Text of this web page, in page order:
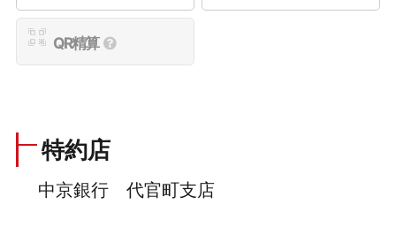
QR精算
特約店
中京銀行 代官町支店